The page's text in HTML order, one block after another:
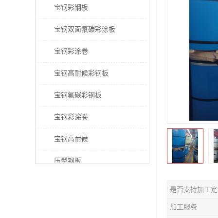
宝钢彩钢板
宝钢双面氟碳彩涂板
宝钢彩涂卷
宝钢高耐候彩钢板
宝钢氟碳彩钢板
宝钢彩涂卷
宝钢高耐候
压型钢板
是否支持加工
加工服务